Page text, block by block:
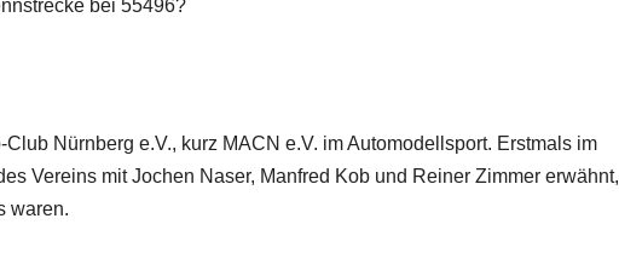
bei 55496?
Nürnberg e.V., kurz MACN e.V. im Automodellsport. Erstmals im
Vereins mit Jochen Naser, Manfred Kob und Reiner Zimmer erwähnt,
waren.